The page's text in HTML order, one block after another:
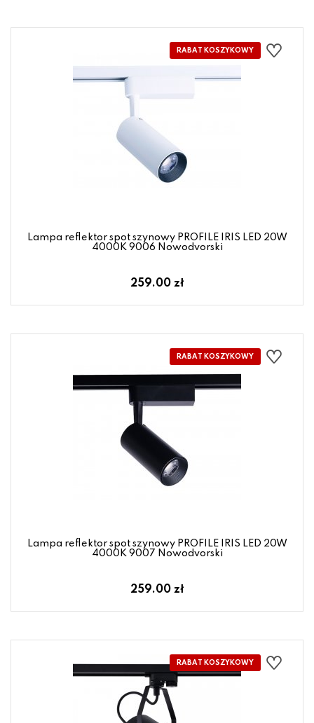
Lampa reflektor spot szynowy PROFILE IRIS LED 20W
4000K 9006 Nowodvorski
259.00 zł
Lampa reflektor spot szynowy PROFILE IRIS LED 20W
4000K 9007 Nowodvorski
259.00 zł